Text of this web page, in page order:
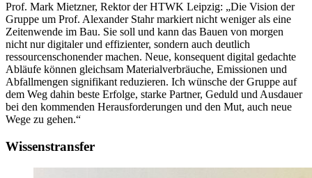
Prof. Mark Mietzner, Rektor der HTWK Leipzig: „Die Vision der
Gruppe um Prof. Alexander Stahr markiert nicht weniger als eine
Zeitenwende im Bau. Sie soll und kann das Bauen von morgen
nicht nur digitaler und effizienter, sondern auch deutlich
ressourcenschonender machen. Neue, konsequent digital gedachte
Abläufe können gleichsam Materialverbräuche, Emissionen und
Abfallmengen signifikant reduzieren. Ich wünsche der Gruppe auf
dem Weg dahin beste Erfolge, starke Partner, Geduld und Ausdauer
bei den kommenden Herausforderungen und den Mut, auch neue
Wege zu gehen.“
Wissenstransfer